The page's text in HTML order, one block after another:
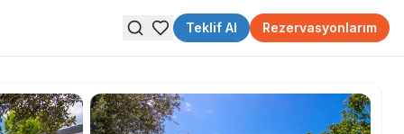
Teklif Al Rezervasyonlarım